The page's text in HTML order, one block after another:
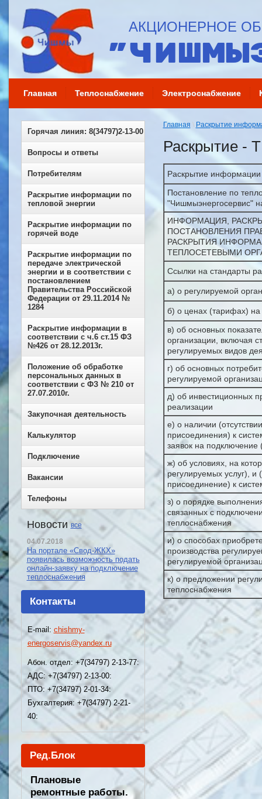
АКЦИОНЕРНОЕ
Главная Теплоснабжение Электроснабжение
Горячая линия: 8(34797)2-13-00
Вопросы и ответы
Потребителям
Раскрытие информации по
тепловой энергии
Раскрытие информации по
горячей воде
Раскрытие информации по
передаче электрической
энергии и в соответствии с
постановлением
Правительства Российской
Федерации от 29.11.2014 №
1284
Раскрытие информации в
соответствии с ч.6 ст.15 ФЗ
№426 от 28.12.2013г.
Положение об обработке
персональных данных в
соответствии с ФЗ № 210 от
27.07.2010г.
Закупочная деятельность
Калькулятор
Подключение
Вакансии
Телефоны
Новостивсе
04.07.2018
На портале «Свод-ЖКХ»
появилась возможность подать
онлайн-заявку на подключение
теплоснабжения
Контакты
E-mail: chishmy-
energoservis@yandex.ru
Абон. отдел: +7(34797) 2-13-77:
АДС: +7(34797) 2-13-00:
ПТО: +7(34797) 2-01-34:
Бухгалтерия: +7(34797) 2-21-
40:
Ред.Блок
Плановые
ремонтные работы.
Главная \ Раскрытие
Раскрытие -
Раскрытие информации
Постановление по
"Чишмыэнергосервис"
ИНФОРМАЦИЯ,
ПОСТАНОВЛЕНИЯ
РАСКРЫТИЯ
ТЕПЛОСЕТЕВЫМИ
Ссылки на стандарты
а) о регулируемой
б) о ценах (тарифах) на
в) об основных
организации, включая
регулируемых видов
г) об основных
регулируемой
д) об инвестиционных
реализации
е) о наличии
присоединения) к
заявок на подключение
ж) об условиях, на
регулируемых услуг), и
присоединение) к
з) о порядке
связанных с
теплоснабжения
и) о способах
производства
регулируемой
к) о предложении
теплоснабжения